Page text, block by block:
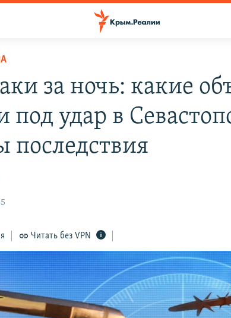
за ночь: какие
под удар в
последствия
Читать без VPN